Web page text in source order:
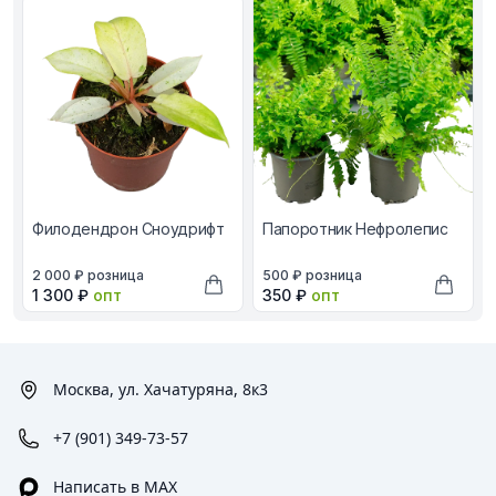
Филодендрон Сноудрифт
В наличии, цена в рублях
2 000 ₽ розница
Оптовая цена в рублях
1 300 ₽ опт
Добавить в корзину
Папоротник Нефролепис
В наличии, цена в рублях
500 ₽ розница
Оптовая цена в рублях
350 ₽ опт
Москва, ул. Хачатуряна, 8к3
+7 (901) 349-73-57
Написать в MAX